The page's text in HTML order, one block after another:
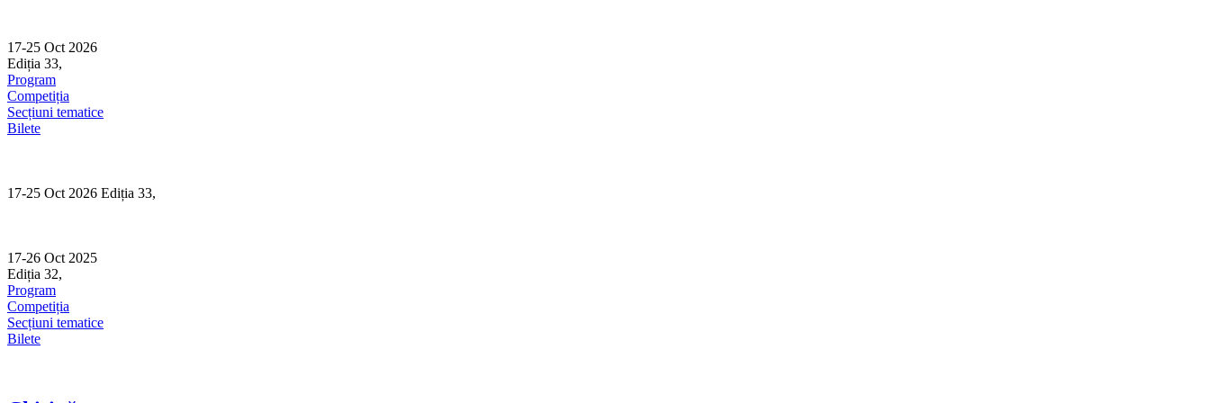
content
17-25 Oct 2026
Ediția 33,
Program
Competiția
Secțiuni tematice
Bilete
17-25 Oct 2026 Ediția 33,
17-26 Oct 2025
Ediția 32,
Program
Competiția
Secțiuni tematice
Bilete